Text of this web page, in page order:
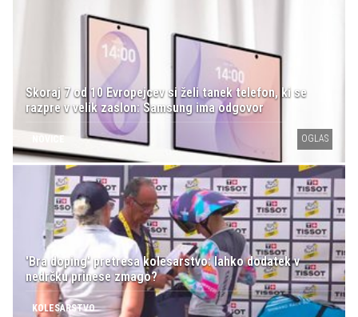
Skoraj 7 od 10 Evropejcev si želi tanek telefon, ki se
razpre v velik zaslon: Samsung ima odgovor
NOVICE OGLAS
'Bra doping' pretresa kolesarstvo: lahko dodatek v
nedrčku prinese zmago?
KOLESARSTVO